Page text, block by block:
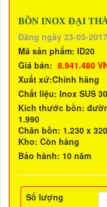
BỒN INOX ĐẠI
Đăng ngày 23-05-
Mã sản phẩm: ID20
Giá bán: 8.941.480
Xuất xứ:Chính hãng
Chất liệu: Inox SUS
Kích thước bồn:
1.990
Chân bồn: 1.230 x 320
Kho: Còn hàng
Bảo hành: 10 năm
Số lượng